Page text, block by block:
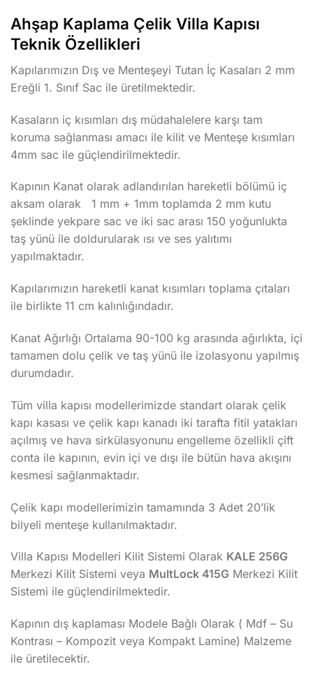
Ahşap Kaplama Çelik Villa Kapısı
Teknik Özellikleri
Kapılarımızın Dış ve Menteşeyi Tutan İç Kasaları 2 mm
Ereğli 1. Sınıf Sac ile üretilmektedir.
Kasaların iç kısımları dış müdahalelere karşı tam
koruma sağlanması amacı ile kilit ve Menteşe kısımları
4mm sac ile güçlendirilmektedir.
Kapının Kanat olarak adlandırılan hareketli bölümü iç
aksam olarak 1 mm + 1mm toplamda 2 mm kutu
şeklinde yekpare sac ve iki sac arası 150 yoğunlukta
taş yünü ile doldurularak ısı ve ses yalıtımı
yapılmaktadır.
Kapılarımızın hareketli kanat kısımları toplama çıtaları
ile birlikte 11 cm kalınlığındadır.
Kanat Ağırlığı Ortalama 90-100 kg arasında ağırlıkta, içi
tamamen dolu çelik ve taş yünü ile izolasyonu yapılmış
durumdadır.
Tüm villa kapısı modellerimizde standart olarak çelik
kapı kasası ve çelik kapı kanadı iki tarafta fitil yatakları
açılmış ve hava sirkülasyonunu engelleme özellikli çift
conta ile kapının, evin içi ve dışı ile bütün hava akışını
kesmesi sağlanmaktadır.
Çelik kapı modellerimizin tamamında 3 Adet 20’lik
bilyeli menteşe kullanılmaktadır.
Villa Kapısı Modelleri Kilit Sistemi Olarak KALE 256G
Merkezi Kilit Sistemi veya MultLock 415G Merkezi Kilit
Sistemi ile güçlendirilmektedir.
Kapının dış kaplaması Modele Bağlı Olarak ( Mdf – Su
Kontrası – Kompozit veya Kompakt Lamine) Malzeme
ile üretilecektir.